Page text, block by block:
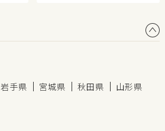
岩手県 宮城県 秋田県
山形県